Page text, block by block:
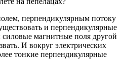
перпендикулярным потоку
и перпендикулярные
магнитные поля другой
И вокруг электрических
тонкие перпендикулярные